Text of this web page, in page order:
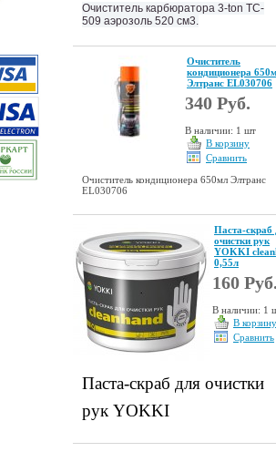
Очиститель карбюратора 3-ton ТC-
509 аэрозоль 520 см3.
Очиститель
кондиционера
Элтранс EL030706
340 Руб.
В наличии: 1 шт
В корзину
Сравнить
Очиститель кондиционера 650мл Элтранс
EL030706
Паста-скраб
очистки рук
YOKKI
0,55л
160
В наличии: 1
В корзину
Сравнить
Паста-скраб для очистки
рук YOKKI